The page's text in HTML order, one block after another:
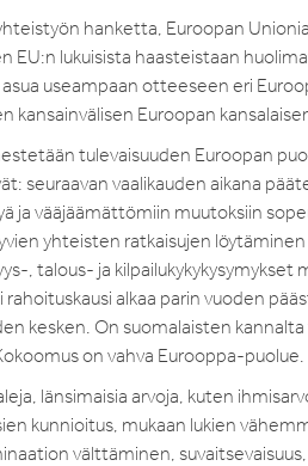
hanketta, Euroopan
EU:n lukuisista haasteistaan
useampaan otteeseen eri
kansainvälisen Euroopan
tulevaisuuden Euroopan
seuraavan vaalikauden aikana
ja vääjäämättömiin muutoksiin
yhteisten ratkaisujen löytäminen
, talous- ja
alkaa parin vuoden
kesken. On suomalaisten
on vahva Eurooppa-puolue.
länsimaisia arvoja, kuten
kunnioitus, mukaan lukien
välttäminen,